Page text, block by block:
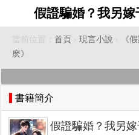
假證騙婚？我另
當前位置： 首頁 › 現言小說 ›
《
麽》
書籍簡介
假證騙婚？我另